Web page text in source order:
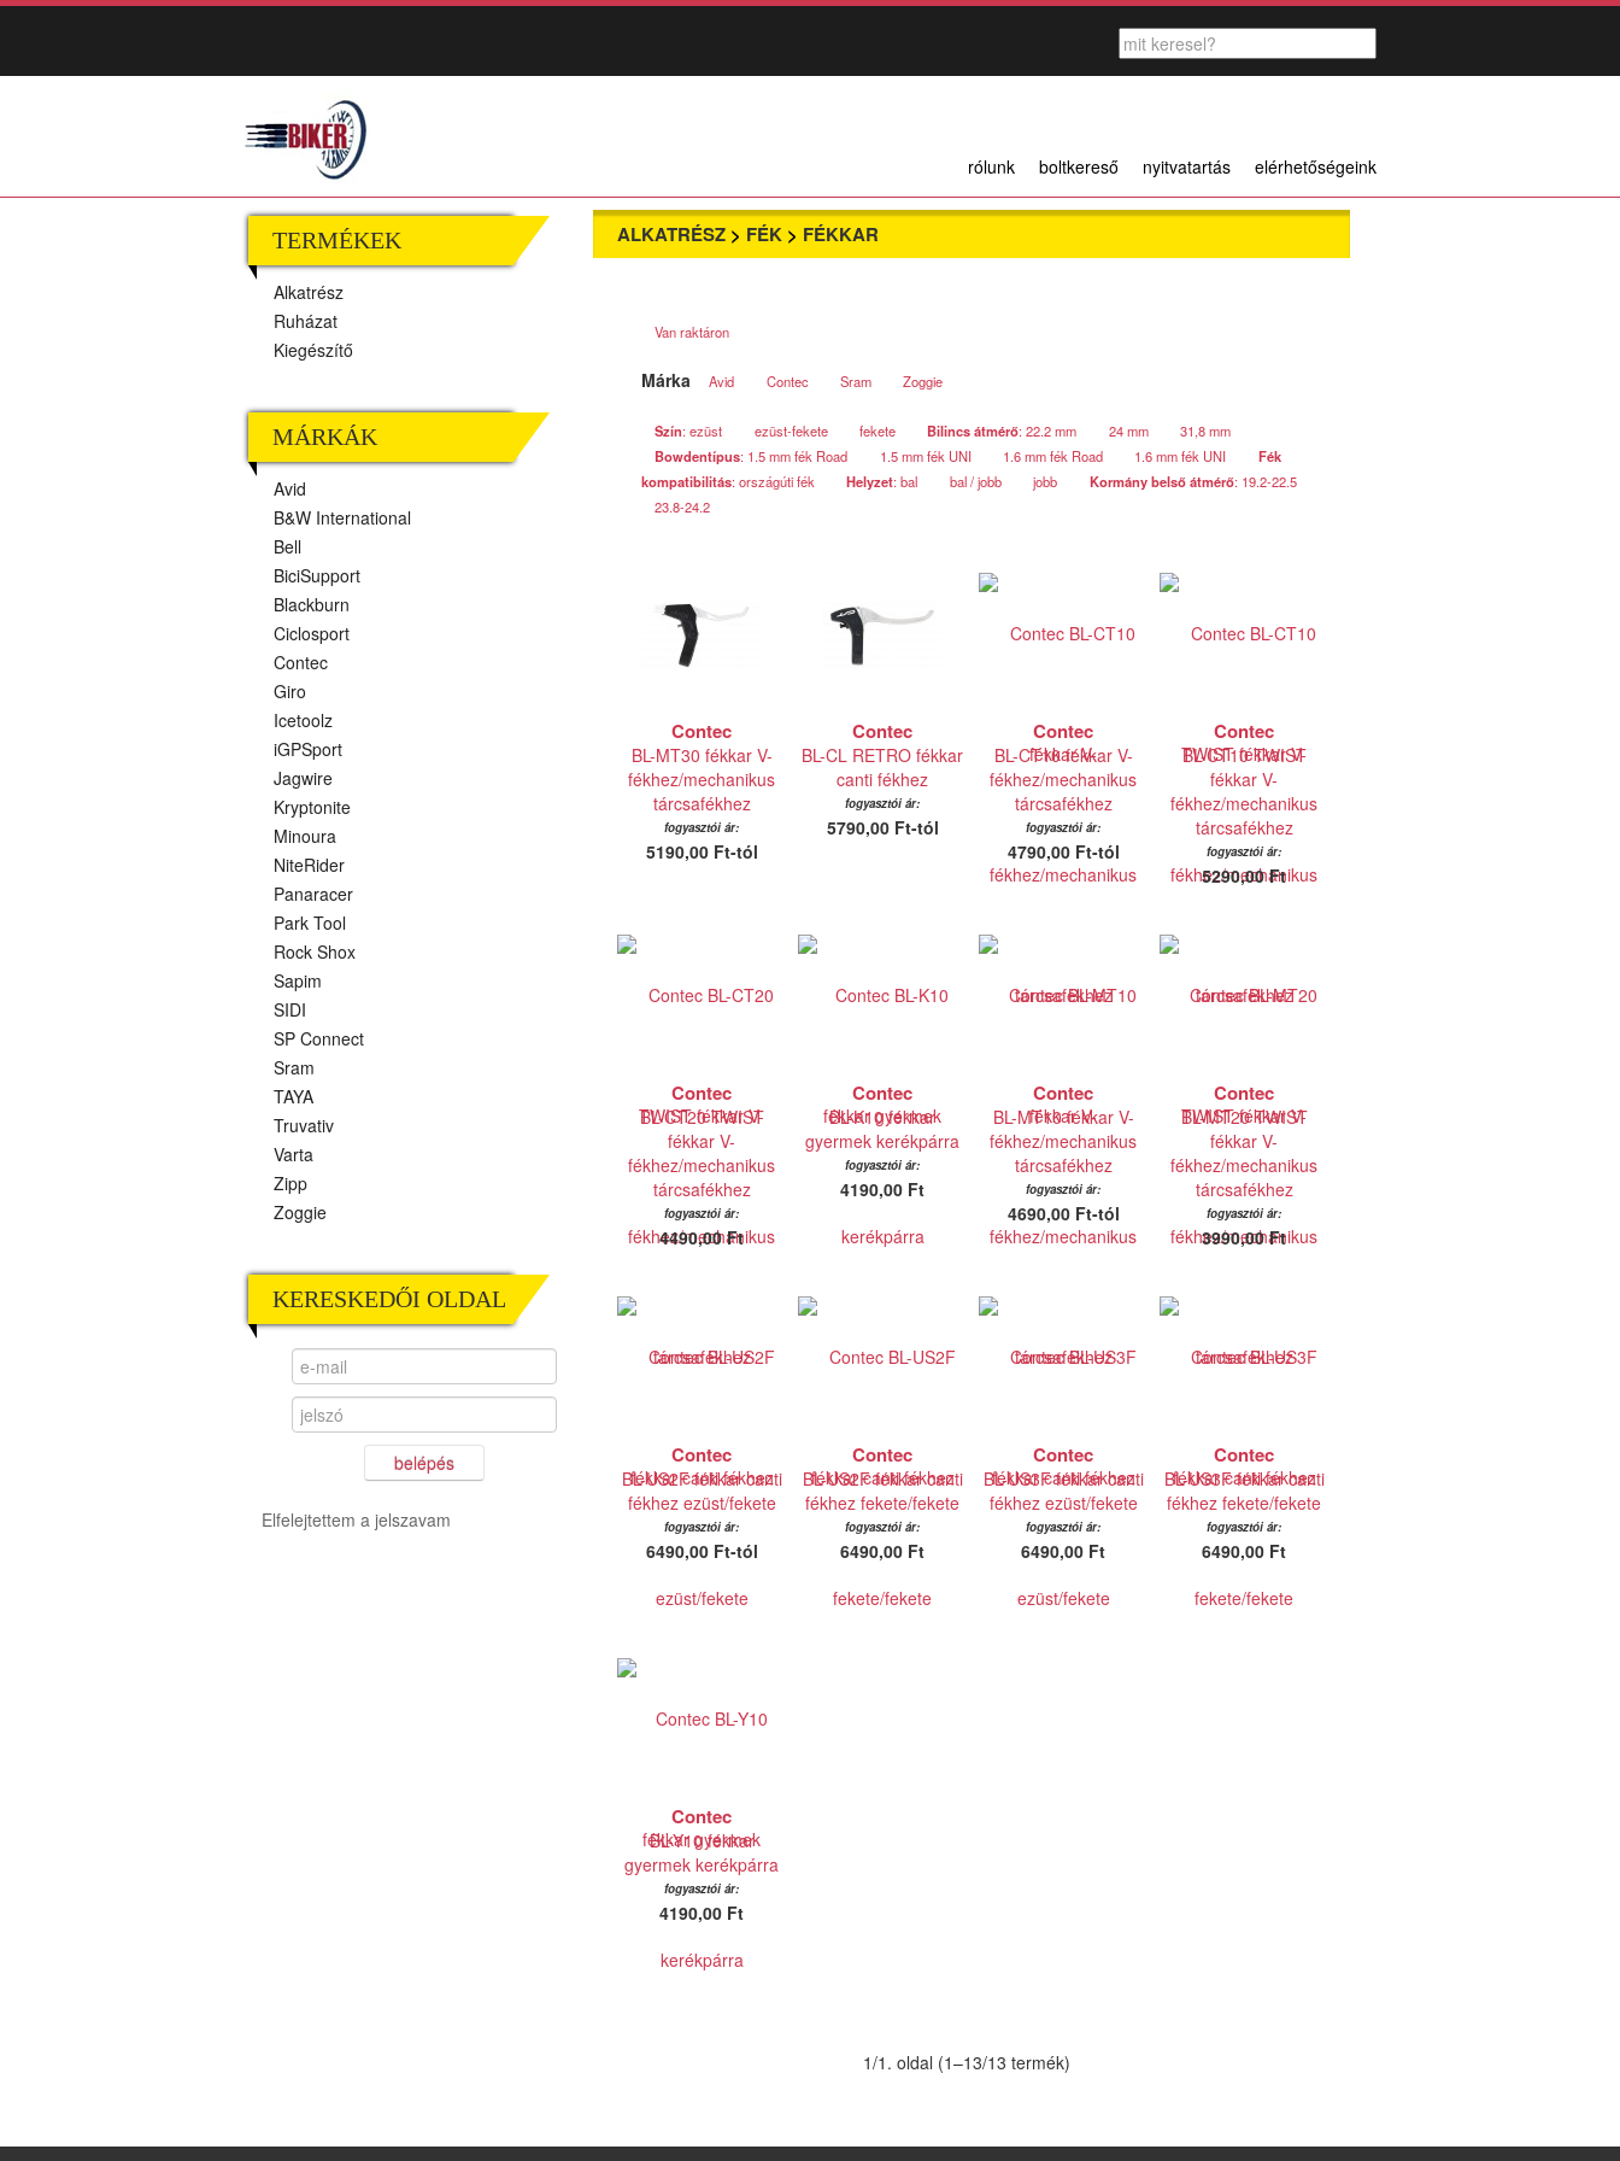
rólunk boltkereső nyitvatartás elérhetőségeink
TERMÉKEK
Alkatrész
Ruházat
Kiegészítő
MÁRKÁK
Avid
B&W International
Bell
BiciSupport
Blackburn
Ciclosport
Contec
Giro
Icetoolz
iGPSport
Jagwire
Kryptonite
Minoura
NiteRider
Panaracer
Park Tool
Rock Shox
Sapim
SIDI
SP Connect
Sram
TAYA
Truvativ
Varta
Zipp
Zoggie
KERESKEDŐI OLDAL
belépés
Elfelejtettem a jelszavam
ALKATRÉSZ > FÉK > FÉKKAR
Van raktáron
Márka Avid Contec Sram Zoggie
Szín: ezüst ezüst-fekete fekete Bilincs átmérő: 22.2 mm 24 mm
31,8 mm
Bowdentípus: 1.5 mm fék Road 1.5 mm fék UNI 1.6 mm fék Road 1.6 mm fék UNI
Fék
kompatibilitás: országúti fék Helyzet: bal bal / jobb jobb Kormány belső átmérő: 19.2-22.5
23.8-24.2
Contec
BL-MT30 fékkar V-
fékhez/mechanikus
tárcsafékhez
fogyasztói ár:
5190,00 Ft-tól
Contec
BL-CL RETRO fékkar
canti fékhez
fogyasztói ár:
5790,00 Ft-tól
Contec
BL-CT10 fékkar V-
fékhez/mechanikus
tárcsafékhez
fogyasztói ár:
4790,00 Ft-tól
Contec
BL-CT10 TWIST
fékkar V-
fékhez/mechanikus
tárcsafékhez
fogyasztói ár:
5290,00 Ft
Contec
BL-CT20 TWIST
fékkar V-
fékhez/mechanikus
tárcsafékhez
fogyasztói ár:
4490,00 Ft
Contec
BL-K10 fékkar
gyermek kerékpárra
fogyasztói ár:
4190,00 Ft
Contec
BL-MT10 fékkar V-
fékhez/mechanikus
tárcsafékhez
fogyasztói ár:
4690,00 Ft-tól
Contec
BL-MT20 TWIST
fékkar V-
fékhez/mechanikus
tárcsafékhez
fogyasztói ár:
3990,00 Ft
Contec
BL-US2F fékkar canti
fékhez ezüst/fekete
fogyasztói ár:
6490,00 Ft-tól
Contec
BL-US2F fékkar canti
fékhez fekete/fekete
fogyasztói ár:
6490,00 Ft
Contec
BL-US3F fékkar canti
fékhez ezüst/fekete
fogyasztói ár:
6490,00 Ft
Contec
BL-US3F fékkar canti
fékhez fekete/fekete
fogyasztói ár:
6490,00 Ft
Contec
BL-Y10 fékkar
gyermek kerékpárra
fogyasztói ár:
4190,00 Ft
1/1. oldal (1–13/13 termék)